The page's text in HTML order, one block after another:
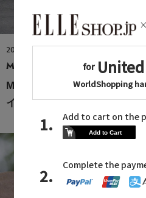
2026.08.09
MAISON SPECIAL
MAISON SPECIAL×Yurika
イテム